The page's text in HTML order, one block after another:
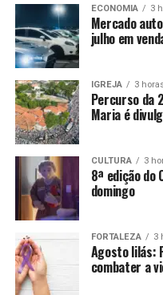
ECONOMIA 3
Mercado
julho em
IGREJA 3
Percurso da
Maria é
CULTURA 3
8ª edição do
domingo
FORTALEZA 3
Agosto lilás:
combater a